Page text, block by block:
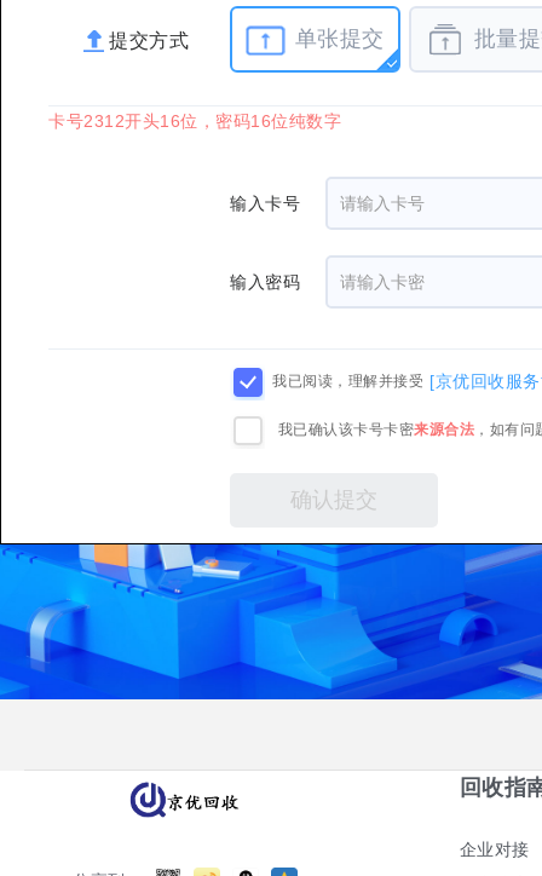
提交方式 单张提交 批量
卡号2312开头16位，密码16位纯数字
输入卡号
输入密码
我已阅读，理解并接受 [京优回收服
我已确认该卡号卡密来源合法 ，如有
回收指
企业对接